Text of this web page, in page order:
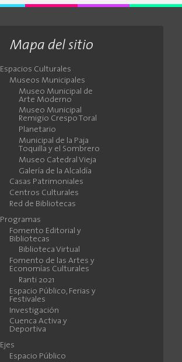
Mapa del sitio
Espacios Culturales
Museos Municipales
Museo Municipal de
Arte Moderno
Museo Municipal
Remigio Crespo Toral
Planetario
Municipal de la Paja
Toquilla y el Sombrero
Museo Catedral Vieja
Galería de la Alcaldía
Casas Patrimoniales
Centros Culturales
Red de Bibliotecas
Programas
Fomento Editorial y
Bibliotecas
Biblioteca Virtual
Fomento de las Artes y
Economías Culturales
Ranti 2021
Espacio Público, Ferias y
Festivales
Investigación
Cuenca Activa y
Deportiva
Ejes
Espacio Público